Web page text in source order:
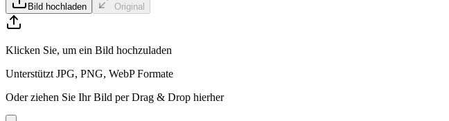
Bild hochladen Original
Klicken Sie, um ein Bild hochzuladen
Unterstützt JPG, PNG, WebP Formate
Oder ziehen Sie Ihr Bild per Drag & Drop hierher